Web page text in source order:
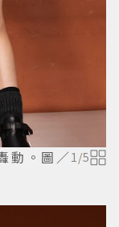
動。圖／ 1/5